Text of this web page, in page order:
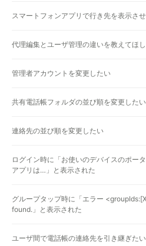
スマートフォンアプリで行き先を表示さ
代理編集とユーザ管理の違いを教えてほ
管理者アカウントを変更したい
共有電話帳フォルダの並び順を変更したい
連絡先の並び順を変更したい
ログイン時に「お使いのデバイスのポー
アプリは…」と表示された
グループタップ時に「エラー
found.」と表示された
ユーザ間で電話帳の連絡先を引き継ぎたい